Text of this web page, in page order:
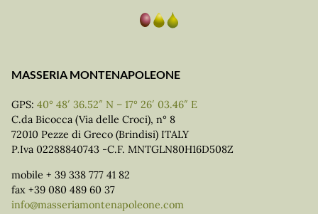
MASSERIA MONTENAPOLEONE
GPS: 40° 48′ 36.52″ N – 17° 26′ 03.46″ E
C.da Bicocca (Via delle Croci), n° 8
72010 Pezze di Greco (Brindisi) ITALY
P.Iva 02288840743 -C.F. MNTGLN80H16D508Z
mobile + 39 338 777 41 82
fax +39 080 489 60 37
info@masseriamontenapoleone.com